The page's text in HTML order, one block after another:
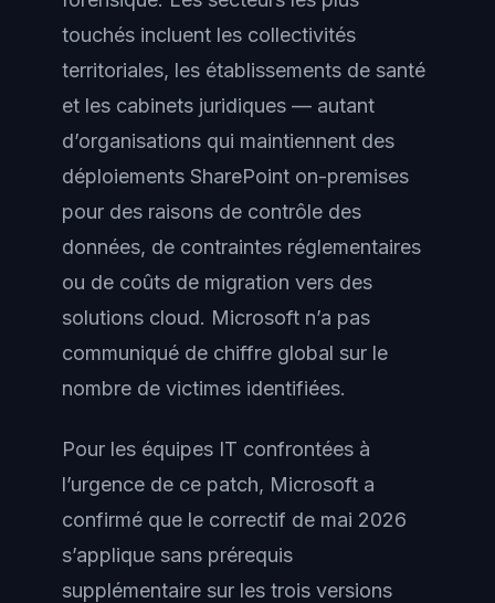
touchés incluent les collectivités
territoriales, les établissements de santé
et les cabinets juridiques — autant
d’organisations qui maintiennent des
déploiements SharePoint on-premises
pour des raisons de contrôle des
données, de contraintes réglementaires
ou de coûts de migration vers des
solutions cloud. Microsoft n’a pas
communiqué de chiffre global sur le
nombre de victimes identifiées.
Pour les équipes IT confrontées à
l’urgence de ce patch, Microsoft a
confirmé que le correctif de mai 2026
s’applique sans prérequis
supplémentaire sur les trois versions